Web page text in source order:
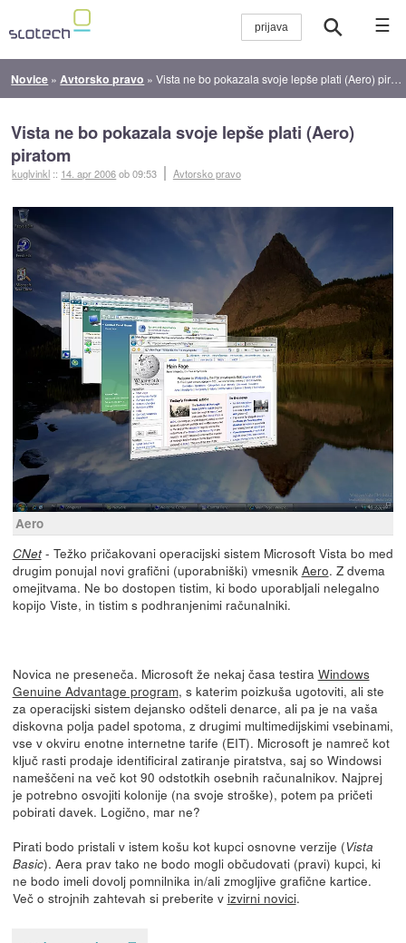
☰
Novice » Avtorsko pravo »Vista ne bo pokazala svoje lepše plati (Aero) piratom
Vista ne bo pokazala svoje lepše plati (Aero)
piratom
kuglvinkl :: 14. apr 2006ob 09:53 Avtorsko pravo
Aero
CNet- Težko pričakovani operacijski sistem Microsoft Vista bo med
drugim ponujal novi grafični (uporabniški) vmesnik Aero. Z dvema
omejitvama. Ne bo dostopen tistim, ki bodo uporabljali nelegalno
kopijo Viste, in tistim s podhranjenimi računalniki.
Novica ne preseneča. Microsoft že nekaj časa testira Windows
Genuine Advantage program, s katerim poizkuša ugotoviti, ali ste
za operacijski sistem dejansko odšteli denarce, ali pa je na vaša
diskovna polja padel spotoma, z drugimi multimedijskimi vsebinami,
vse v okviru enotne internetne tarife (EIT). Microsoft je namreč kot
ključ rasti prodaje identificiral zatiranje piratstva, saj so Windowsi
nameščeni na več kot 90 odstotkih osebnih računalnikov. Najprej
je potrebno osvojiti kolonije (na svoje stroške), potem pa pričeti
pobirati davek. Logično, mar ne?
Pirati bodo pristali v istem košu kot kupci osnovne verzije (Vista
Basic). Aera prav tako ne bodo mogli občudovati (pravi) kupci, ki
ne bodo imeli dovolj pomnilnika in/ali zmogljive grafične kartice.
Več o strojnih zahtevah si preberite v izvirni novici.